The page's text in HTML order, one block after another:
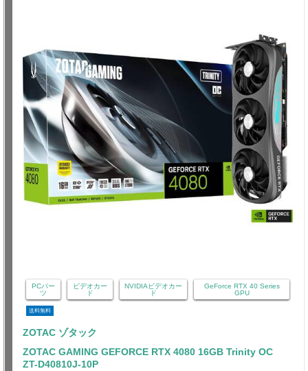
PCパー
ツ
ビデオカー
ド
NVIDIAビデオカー
ド
GeForce RTX 40 Series
GPU
送料無料
ZOTAC ゾタック
ZOTAC GAMING GEFORCE RTX 4080 16GB Trinity OC
ZT-D40810J-10P